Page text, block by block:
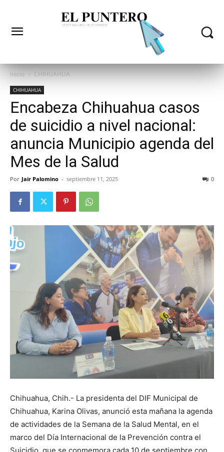
Inicio CHIHUAHUA
CHIHUAHUA
Encabeza Chihuahua casos
de suicidio a nivel nacional:
anuncia Municipio agenda del
Mes de la Salud
Por Jair Palomino - septiembre 11, 2025 0
Chihuahua, Chih.- La presidenta del DIF Municipal de
Chihuahua, Karina Olivas, anunció esta mañana la agenda
de actividades de la Semana de la Salud Mental, en el
marco del Día Internacional de la Prevención contra el